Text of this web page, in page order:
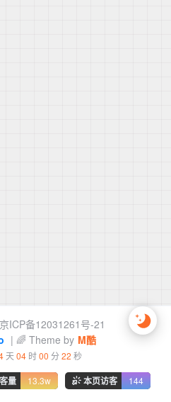
京ICP备12031261号-21
| 🌈 Theme by M酷
天04时00 分 22 秒
量 13.3w 本页访客 144